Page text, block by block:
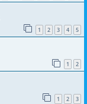
1 2 3 4 5
1 2
1 2 3